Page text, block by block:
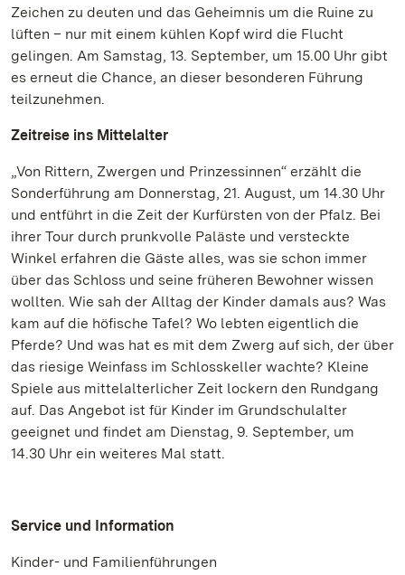
Zeichen zu deuten und das Geheimnis um die Ruine zu
lüften – nur mit einem kühlen Kopf wird die Flucht
gelingen. Am Samstag, 13. September, um 15.00 Uhr gibt
es erneut die Chance, an dieser besonderen Führung
teilzunehmen.
Zeitreise ins Mittelalter
„Von Rittern, Zwergen und Prinzessinnen“ erzählt die
Sonderführung am Donnerstag, 21. August, um 14.30 Uhr
und entführt in die Zeit der Kurfürsten von der Pfalz. Bei
ihrer Tour durch prunkvolle Paläste und versteckte
Winkel erfahren die Gäste alles, was sie schon immer
über das Schloss und seine früheren Bewohner wissen
wollten. Wie sah der Alltag der Kinder damals aus? Was
kam auf die höfische Tafel? Wo lebten eigentlich die
Pferde? Und was hat es mit dem Zwerg auf sich, der über
das riesige Weinfass im Schlosskeller wachte? Kleine
Spiele aus mittelalterlicher Zeit lockern den Rundgang
auf. Das Angebot ist für Kinder im Grundschulalter
geeignet und findet am Dienstag, 9. September, um
14.30 Uhr ein weiteres Mal statt.
Service und Information
Kinder- und Familienführungen